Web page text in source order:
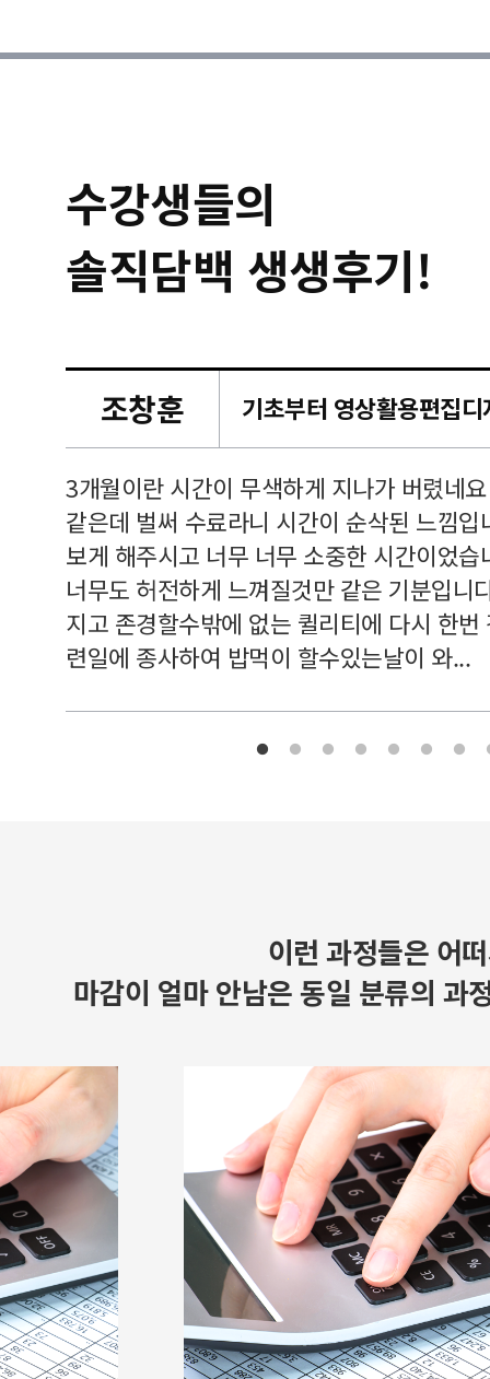
수강생들의
솔직담백 생생후기!
조창훈
3개월이란 시간이 무색하게 지나가 버렸네
같은데 벌써 수료라니 시간이 순삭된 느낌
보게 해주시고 너무 너무 소중한 시간이었
너무도 허전하게 느껴질것만 같은 기분입니
지고 존경할수밖에 없는 퀼리티에 다시 한
련일에 종사하여 밥먹이 할수있는날이 와...
이런 과정들은 어
마감이 얼마 안남은 동일 분류의 과